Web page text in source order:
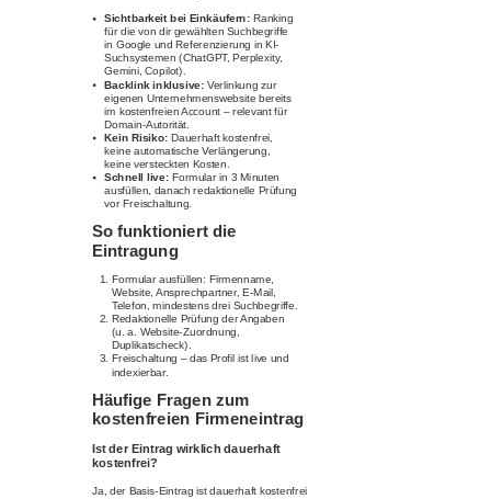
Sichtbarkeit bei Einkäufern: Ranking
für die von dir gewählten Suchbegriffe
in Google und Referenzierung in KI-
Suchsystemen (ChatGPT, Perplexity,
Gemini, Copilot).
Backlink inklusive: Verlinkung zur
eigenen Unternehmenswebsite bereits
im kostenfreien Account – relevant für
Domain-Autorität.
Kein Risiko: Dauerhaft kostenfrei,
keine automatische Verlängerung,
keine versteckten Kosten.
Schnell live: Formular in 3 Minuten
ausfüllen, danach redaktionelle Prüfung
vor Freischaltung.
So funktioniert die
Eintragung
Formular ausfüllen: Firmenname,
Website, Ansprechpartner, E-Mail,
Telefon, mindestens drei Suchbegriffe.
Redaktionelle Prüfung der Angaben
(u. a. Website-Zuordnung,
Duplikatscheck).
Freischaltung – das Profil ist live und
indexierbar.
Häufige Fragen zum
kostenfreien Firmeneintrag
Ist der Eintrag wirklich dauerhaft
kostenfrei?
Ja, der Basis-Eintrag ist dauerhaft kostenfrei